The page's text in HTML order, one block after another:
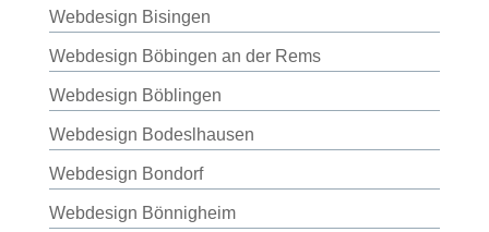
Webdesign Bisingen
Webdesign Böbingen an der Rems
Webdesign Böblingen
Webdesign Bodeslhausen
Webdesign Bondorf
Webdesign Bönnigheim